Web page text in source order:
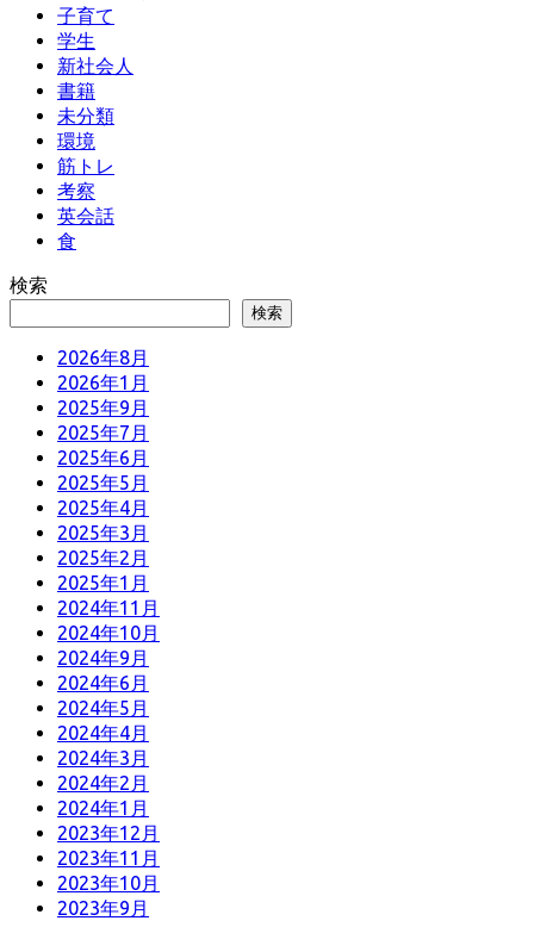
子育て
学生
新社会人
書籍
未分類
環境
筋トレ
考察
英会話
食
検索
検索
2026年8月
2026年1月
2025年9月
2025年7月
2025年6月
2025年5月
2025年4月
2025年3月
2025年2月
2025年1月
2024年11月
2024年10月
2024年9月
2024年6月
2024年5月
2024年4月
2024年3月
2024年2月
2024年1月
2023年12月
2023年11月
2023年10月
2023年9月